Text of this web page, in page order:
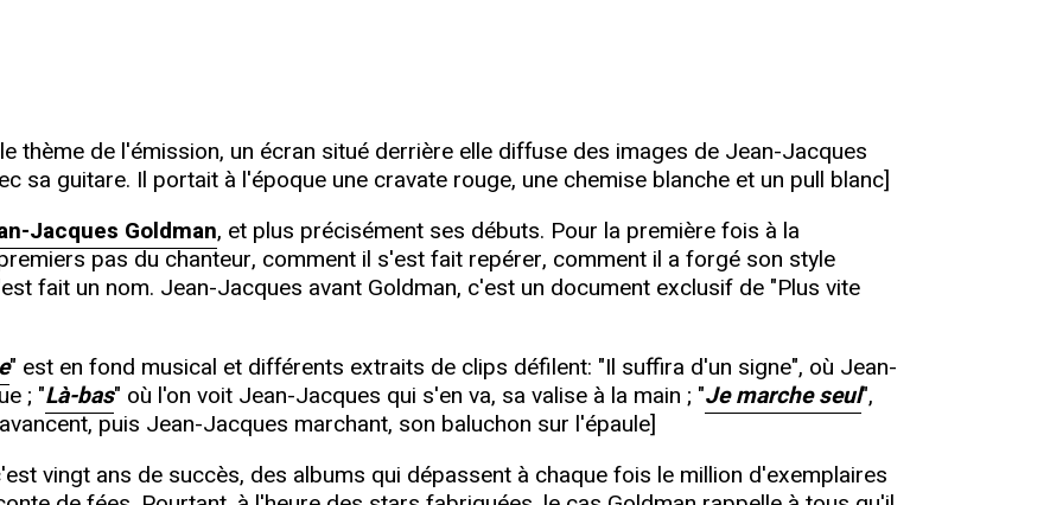
thème de l'émission, un écran situé derrière elle diffuse des images de Jean-Jacques
sa guitare. Il portait à l'époque une cravate rouge, une chemise blanche et un pull blanc]
Jacques Goldman, et plus précisément ses débuts. Pour la première fois à la
pas du chanteur, comment il s'est fait repérer, comment il a forgé son style
fait un nom. Jean-Jacques avant Goldman, c'est un document exclusif de "Plus vite
" est en fond musical et différents extraits de clips défilent: "Il suffira d'un signe", où Jean-
; "Là-bas" où l'on voit Jean-Jacques qui s'en va, sa valise à la main ; "Je marche seul",
puis Jean-Jacques marchant, son baluchon sur l'épaule]
vingt ans de succès, des albums qui dépassent à chaque fois le million d'exemplaires